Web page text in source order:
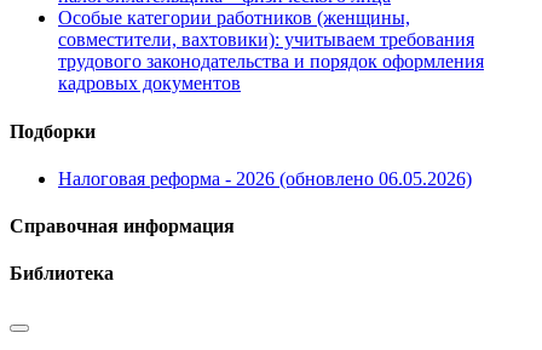
Особые категории работников (женщины,
совместители, вахтовики): учитываем требования
трудового законодательства и порядок оформления
кадровых документов
Подборки
Налоговая реформа - 2026 (обновлено 06.05.2026)
Справочная информация
Библиотека